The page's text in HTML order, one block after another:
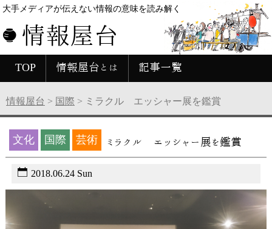
大手メディアが伝えない情報の意味を読み解く
情報屋台
TOP 情報屋台とは 記事一覧
情報屋台 > 国際 > ミラクル エッシャー展を鑑賞
文化 国際 芸術 ミラクル エッシャー展を鑑賞
2018.06.24 Sun